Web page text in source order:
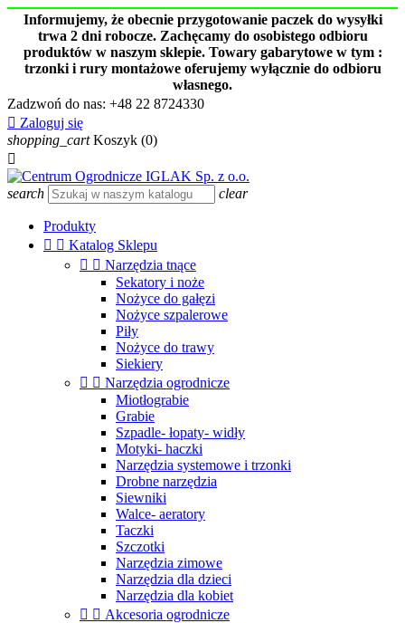
Informujemy, że obecnie przygotowanie paczek do wysyłki
trwa 2 dni robocze. Zachęcamy do osobistego odbioru
produktów w naszym sklepie. Towary gabarytowe w tym :
trzonki i rury montażowe oferujemy wyłącznie do odbioru
własnego.
Zadzwoń do nas: +48 22 8724330
 Zaloguj się
shopping_cart Koszyk (0)

search clear
Produkty
  Katalog Sklepu
  Narzędzia tnące
Sekatory i noże
Nożyce do gałęzi
Nożyce szpalerowe
Piły
Nożyce do trawy
Siekiery
  Narzędzia ogrodnicze
Miotłograbie
Grabie
Szpadle- łopaty- widły
Motyki- haczki
Narzędzia systemowe i trzonki
Drobne narzędzia
Siewniki
Walce- aeratory
Taczki
Szczotki
Narzędzia zimowe
Narzędzia dla dzieci
Narzędzia dla kobiet
  Akcesoria ogrodnicze